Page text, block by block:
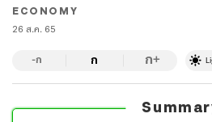
ECONOMY
26 ส.ค. 65
-ก ก ก+